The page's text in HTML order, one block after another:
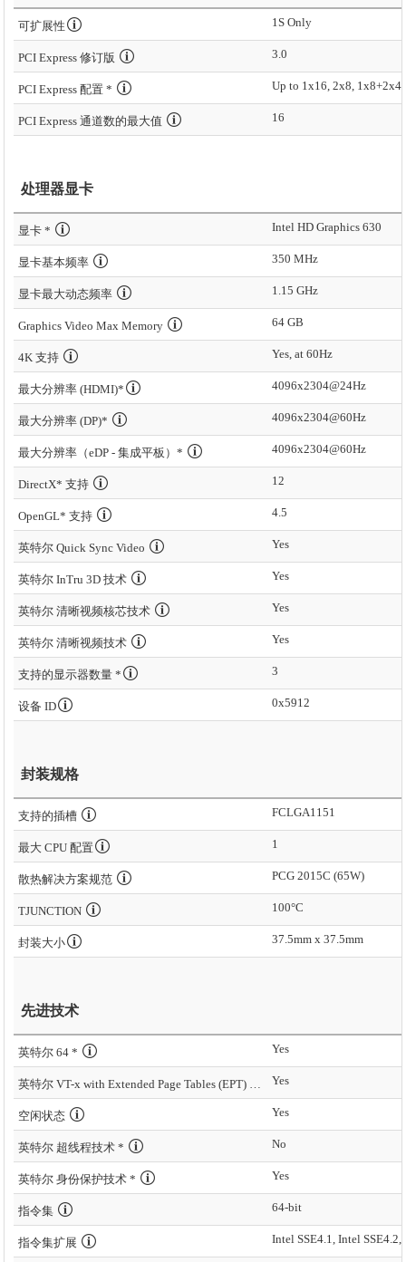
可扩展性 1S Only
PCI Express 修订版 3.0
PCI Express 配置 * Up to 1x16, 2x8, 1x8+2x4
PCI Express 通道数的最大值 16
处理器显卡
显卡 * Intel HD Graphics 630
显卡基本频率 350 MHz
显卡最大动态频率 1.15 GHz
Graphics Video Max Memory 64 GB
4K 支持 Yes, at 60Hz
最大分辨率 (HDMI)* 4096x2304@24Hz
最大分辨率 (DP)* 4096x2304@60Hz
最大分辨率（eDP - 集成平板）* 4096x2304@60Hz
DirectX* 支持 12
OpenGL* 支持 4.5
英特尔 Quick Sync Video Yes
英特尔 InTru 3D 技术 Yes
英特尔 清晰视频核芯技术 Yes
英特尔 清晰视频技术 Yes
支持的显示器数量 * 3
设备 ID 0x5912
封装规格
支持的插槽 FCLGA1151
最大 CPU 配置 1
散热解决方案规范 PCG 2015C (65W)
TJUNCTION 100°C
封装大小 37.5mm x 37.5mm
先进技术
英特尔 64 * Yes
Yes
空闲状态 Yes
英特尔 超线程技术 * No
英特尔 身份保护技术 * Yes
指令集 64-bit
指令集扩展 Intel SSE4.1, Intel